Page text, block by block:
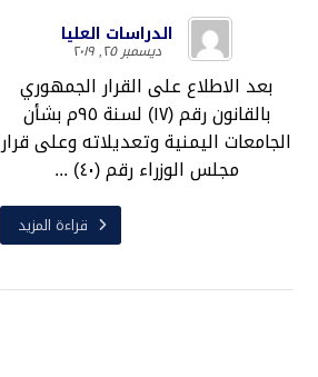
الدراسات العليا
ديسمبر ٢٥, ٢٠١٩
بعد الاطلاع على القرار الجمهوري
بالقانون رقم (١٧) لسنة ٩٥م بشأن
الجامعات اليمنية وتعديلاته وعلى قرار
مجلس الوزراء رقم (٤٠) ...
قراءة المزيد